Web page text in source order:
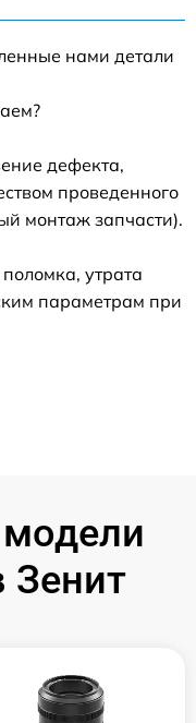
нами детали
дефекта,
проведенного
монтаж запчасти).
утрата
параметрам при
Зенит